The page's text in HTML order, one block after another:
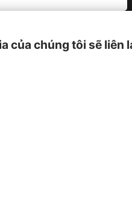
của chúng tôi sẽ liên